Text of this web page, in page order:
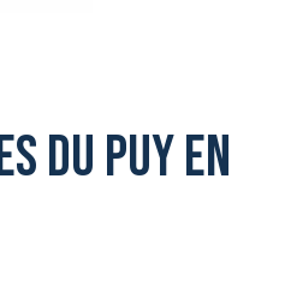
du Puy en